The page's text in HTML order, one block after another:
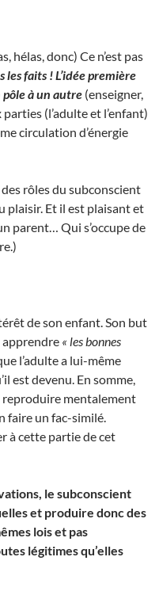
hélas, donc) Ce n’est pas
les faits ! L’idée première
pôle à un autre (enseigner,
(l’adulte et l’enfant)
circulation d’énergie
des rôles du subconscient
plaisir. Et il est plaisant et
parent… Qui s’occupe de
de son enfant. Son but
apprendre « les bonnes
l’adulte a lui-même
est devenu. En somme,
reproduire mentalement
faire un fac-similé.
à cette partie de cet
le subconscient
et produire donc des
lois et pas
légitimes qu’elles